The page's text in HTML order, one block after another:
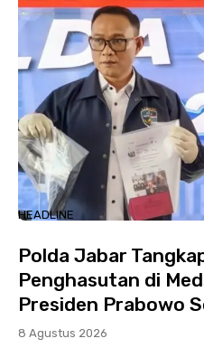
HEADLINE
Polda Jabar
Penghasutan di
Presiden Prabowo
8 Agustus 2026